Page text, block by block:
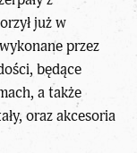
już w
przez
będące
a także
oraz akcesoria